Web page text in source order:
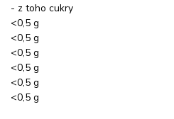
- z toho cukry
<0,5 g
<0,5 g
<0,5 g
<0,5 g
<0,5 g
<0,5 g